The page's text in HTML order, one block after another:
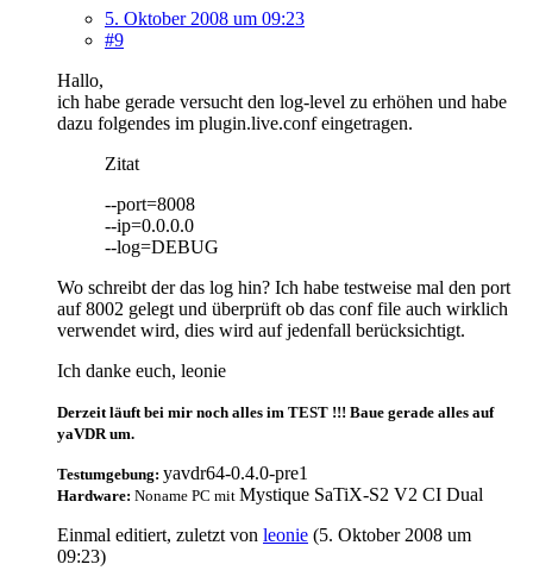
5. Oktober 2008 um 09:23
#9
Hallo,
ich habe gerade versucht den log-level zu erhöhen und habe
dazu folgendes im plugin.live.conf eingetragen.
Zitat
--port=8008
--ip=0.0.0.0
--log=DEBUG
Wo schreibt der das log hin? Ich habe testweise mal den port
auf 8002 gelegt und überprüft ob das conf file auch wirklich
verwendet wird, dies wird auf jedenfall berücksichtigt.
Ich danke euch, leonie
Derzeit läuft bei mir noch alles im TEST !!! Baue gerade alles auf
yaVDR um.
Testumgebung: yavdr64-0.4.0-pre1
Hardware: Noname PC mit Mystique SaTiX-S2 V2 CI Dual
Einmal editiert, zuletzt von leonie (5. Oktober 2008 um
09:23)